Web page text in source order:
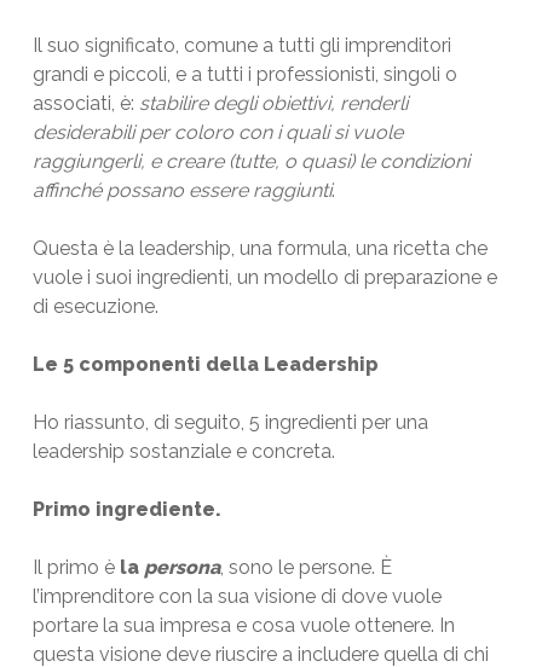
Il suo significato, comune a tutti gli imprenditori
grandi e piccoli, e a tutti i professionisti, singoli o
associati, è: stabilire degli obiettivi, renderli
desiderabili per coloro con i quali si vuole
raggiungerli, e creare (tutte, o quasi) le condizioni
affinché possano essere raggiunti.
Questa è la leadership, una formula, una ricetta che
vuole i suoi ingredienti, un modello di preparazione e
di esecuzione.
Le 5 componenti della Leadership
Ho riassunto, di seguito, 5 ingredienti per una
leadership sostanziale e concreta.
Primo ingrediente.
Il primo è la persona, sono le persone. È
l’imprenditore con la sua visione di dove vuole
portare la sua impresa e cosa vuole ottenere. In
questa visione deve riuscire a includere quella di chi